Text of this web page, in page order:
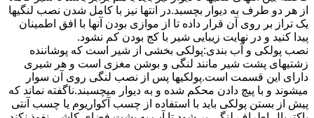
از هر دو طرف به دیوار بچسبد.در انتها نیز با کامل شدن نصب لنگیها
یک تراز بر روی آن قرار داده تا از موازی بودن آنها با افق اطمینان
پیدا کنید و در نهایت زیبایی شیر با کج بودن کم نشود.
نصب پولکی و آب بندی:پولکی بخشی از شیر است که پوشاننده
زشتیهای پشت شیر مانند لنگی و بوشن مغزی است و هر شیری
دارای این قسمت است.پولکیها پس از نصب لنگی روی آن سوار
میشوند و با پیچ دادن محکم شده و به دیوار میچسبند.ناگفته نماند که
پیش از بستن پولکی باید با استفاده از چسب آکواریوم یا چسب آنتی